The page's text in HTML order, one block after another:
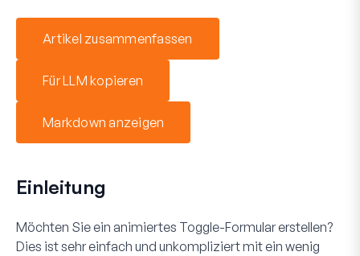
Artikel zusammenfassen
Für LLM kopieren
Markdown anzeigen
Einleitung
Möchten Sie ein animiertes Toggle-Formular erstellen?
Dies ist sehr einfach und unkompliziert mit ein wenig